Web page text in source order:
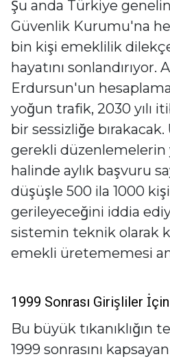
Şu anda Türkiye
Güvenlik Kurumu'na
bin kişi emeklilik
hayatını sonlandırıyor.
Erdursun'un
yoğun trafik, 2030 yılı
bir sessizliğe
gerekli düzenlemelerin
halinde aylık başvuru
düşüşle 500 ila 1000
gerileyeceğini iddia
sistemin teknik olarak
emekli üretememesi
1999 Sonrası Girişliler İçin
Bu büyük tıkanıklığın
1999 sonrasını